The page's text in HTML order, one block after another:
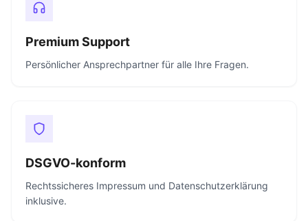
Premium Support
Persönlicher Ansprechpartner für alle Ihre Fragen.
DSGVO-konform
Rechtssicheres Impressum und Datenschutzerklärung
inklusive.